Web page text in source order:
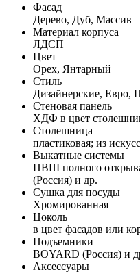
Фасад
Дерево, Дуб, Массив
Материал корпуса
ЛДСП
Цвет
Орех, Янтарный
Стиль
Дизайнерские, Евро,
Стеновая панель
ХДФ в цвет
Столешница
пластиковая; из
Выкатные системы
ПВШ полного
(Россия) и др.
Сушка для посуды
Хромированная
Цоколь
в цвет фасадов или
Подъемники
BOYARD (Россия) и
Аксессуары